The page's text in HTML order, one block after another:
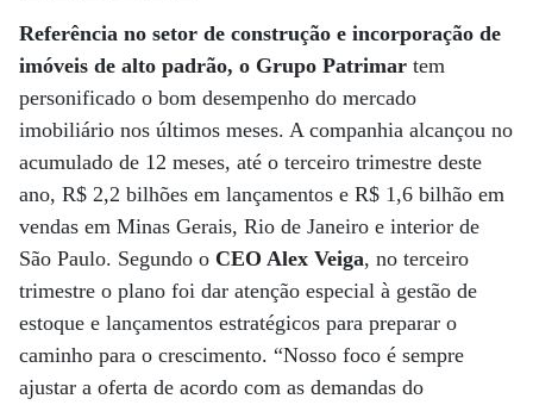
Referência no setor de construção e incorporação de
imóveis de alto padrão, o Grupo Patrimar tem
personificado o bom desempenho do mercado
imobiliário nos últimos meses. A companhia alcançou no
acumulado de 12 meses, até o terceiro trimestre deste
ano, R$ 2,2 bilhões em lançamentos e R$ 1,6 bilhão em
vendas em Minas Gerais, Rio de Janeiro e interior de
São Paulo. Segundo o CEO Alex Veiga, no terceiro
trimestre o plano foi dar atenção especial à gestão de
estoque e lançamentos estratégicos para preparar o
caminho para o crescimento. “Nosso foco é sempre
ajustar a oferta de acordo com as demandas do